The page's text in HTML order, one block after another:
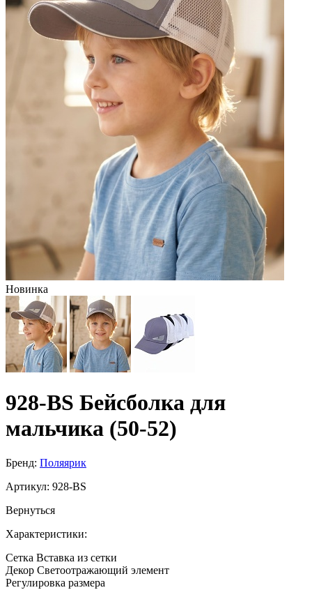
Новинка
928-BS Бейсболка для
мальчика (50-52)
Бренд: Поляярик
Артикул: 928-BS
Вернуться
Характеристики:
Сетка Вставка из сетки
Декор Светоотражающий элемент
Регулировка размера